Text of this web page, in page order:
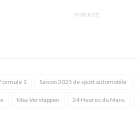
PUBLICITÉ
1 Saison 2025 de sport automobile
Max Verstappen 24 Heures du Mans